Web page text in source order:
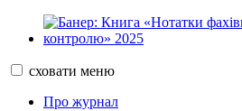
сховати меню
Про журнал